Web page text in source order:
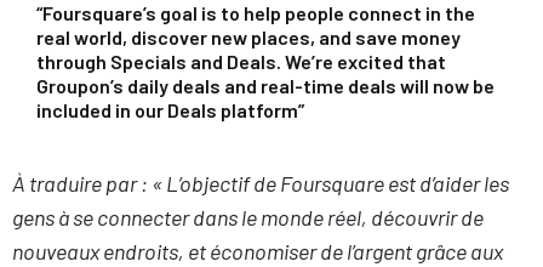
“Foursquare’s goal is to help people connect in the
real world, discover new places, and save money
through Specials and Deals. We’re excited that
Groupon’s daily deals and real-time deals will now be
included in our Deals platform”
À traduire par : « L’objectif de Foursquare est d’aider les
gens à se connecter dans le monde réel, découvrir de
nouveaux endroits, et économiser de l’argent grâce aux